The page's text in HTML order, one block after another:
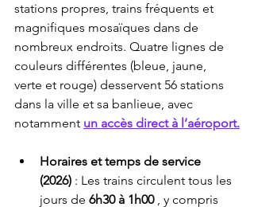
stations propres, trains fréquents et
magnifiques mosaïques dans de
nombreux endroits. Quatre lignes de
couleurs différentes (bleue, jaune,
verte et rouge) desservent 56 stations
dans la ville et sa banlieue, avec
notamment un accès direct à l’aéroport.
Horaires et temps de service
(2026) : Les trains circulent tous les
jours de 6h30 à 1h00 , y compris